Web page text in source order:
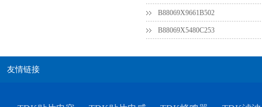
B88069X9661B502
B88069X5480C253
友情链接